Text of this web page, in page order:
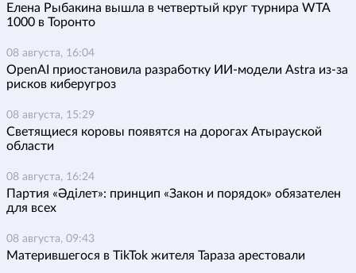
Елена Рыбакина вышла в четвертый круг турнира WTA
1000 в Торонто
08 августа, 16:04
OpenAI приостановила разработку ИИ-модели Astra из-за
рисков киберугроз
08 августа, 15:29
Светящиеся коровы появятся на дорогах Атырауской
области
08 августа, 16:24
Партия «Әділет»: принцип «Закон и порядок» обязателен
для всех
08 августа, 09:43
Матерившегося в TikTok жителя Тараза арестовали